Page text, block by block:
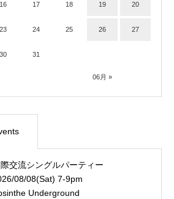
06月 »
16 17 18 19 20
23 24 25 26 27
30 31
交流シングルパーティー
08/08(Sat) 7-9pm
Underground